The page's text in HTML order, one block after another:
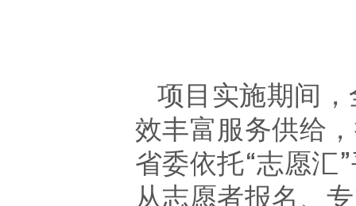
项目实施期间
效丰富服务供给 ，
省委依托“志愿汇
从志愿者报名、